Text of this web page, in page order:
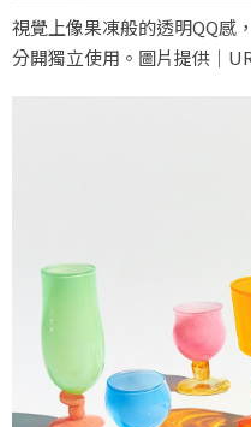
視覺上像果凍般的透明QQ感
分開獨立使用。圖片提供｜